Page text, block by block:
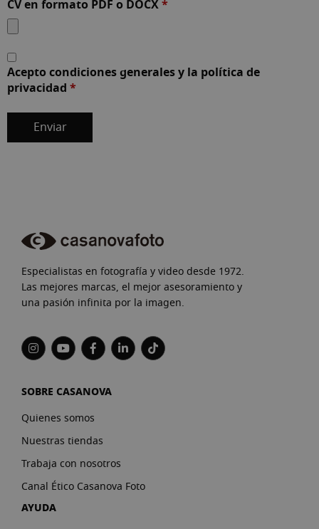
CV en formato PDF o DOCX*
Acepto condiciones generales y la política de
privacidad *
Enviar
Especialistas en fotografía y video desde 1972.
Las mejores marcas, el mejor asesoramiento y
una pasión infinita por la imagen.
SOBRE CASANOVA
Quienes somos
Nuestras tiendas
Trabaja con nosotros
Canal Ético Casanova Foto
AYUDA